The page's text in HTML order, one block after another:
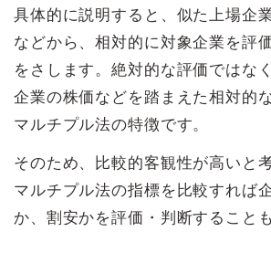
具体的に説明すると、似た上場企
などから、相対的に対象企業を評
をさします。絶対的な評価ではな
企業の株価などを踏まえた相対的
マルチプル法の特徴です。
そのため、比較的客観性が高いと
マルチプル法の指標を比較すれば
か、割安かを評価・判断すること